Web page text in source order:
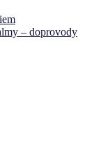
– doprovody